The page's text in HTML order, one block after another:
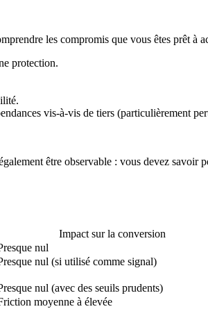
les compromis que vous êtes prêt à
protection.
vis-à-vis de tiers (particulièrement
être observable : vous devez savoir
Impact sur la conversion
nul
nul (si utilisé comme signal)
nul (avec des seuils prudents)
moyenne à élevée